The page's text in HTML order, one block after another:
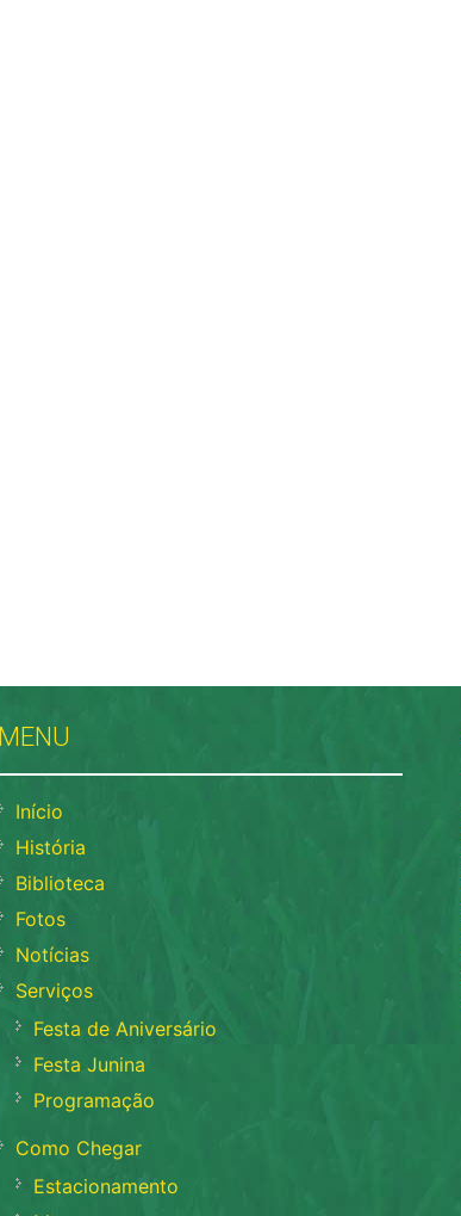
MENU
Início
História
Biblioteca
Fotos
Notícias
Serviços
Festa de Aniversário
Festa Junina
Programação
Como Chegar
Estacionamento